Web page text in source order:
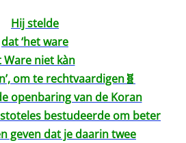
Hij stelde
dat ‘het ware
Ware niet kàn
om te rechtvaardigen🧬
openbaring van de Koran
bestudeerde om beter
geven dat je daarin twee